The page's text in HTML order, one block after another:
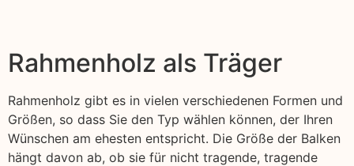
Rahmenholz als Träger
Rahmenholz gibt es in vielen verschiedenen Formen und
Größen, so dass Sie den Typ wählen können, der Ihren
Wünschen am ehesten entspricht. Die Größe der Balken
hängt davon ab, ob sie für nicht tragende, tragende